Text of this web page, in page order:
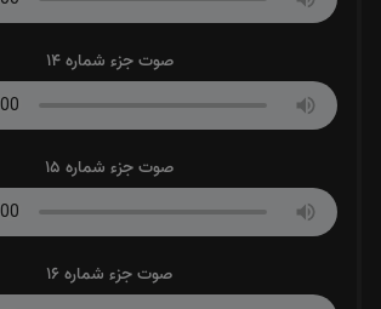
صوت جزء شماره 14
صوت جزء شماره 15
صوت جزء شماره 16